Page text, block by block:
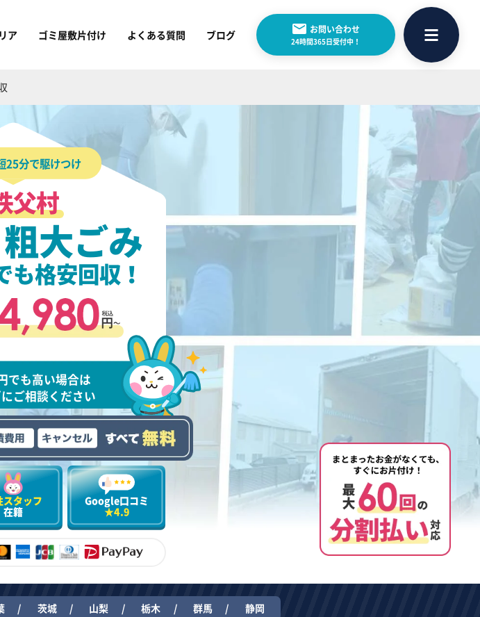
ア ゴミ屋敷片付け よくある質問 ブログ お問い合わせ
24時間365日受付中！
25分で駆けつけ
父村
大ごみ
も格安回収！
でも高い場合は
ご相談ください
スタッフ
在籍
Google口コミ
★4.9
茨城 山梨 栃木 群馬 静岡